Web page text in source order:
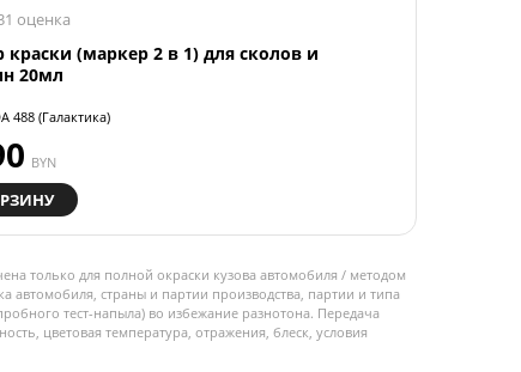
оценка
краски (маркер 2 в 1) для сколов и
20мл
488 (Галактика)
BYN
только для полной окраски кузова автомобиля / методом
автомобиля, страны и партии производства, партии и типа
тест-напыла) во избежание разнотона. Передача
цветовая температура, отражения, блеск, условия